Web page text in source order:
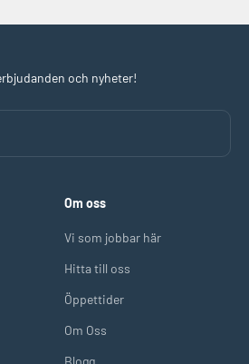
och nyheter!
Om oss
Vi som jobbar här
Hitta till oss
Öppettider
Om Oss